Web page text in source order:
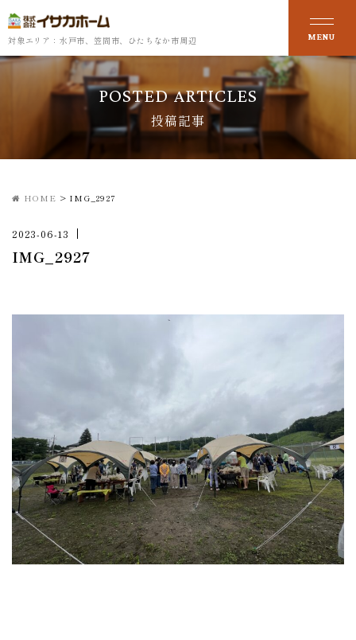
対象エリア：水戸市、笠間市、ひたちなか市周辺
POSTED ARTICLES
投稿記事
HOME > IMG_2927
2023-06-13
IMG_2927